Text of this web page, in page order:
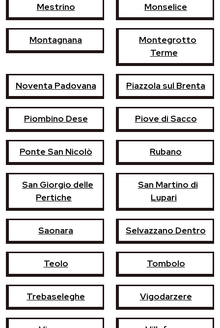
Mestrino Monselice
Montagnana
Montegrotto
Terme
Noventa Padovana Piazzola sul Brenta
Piombino Dese Piove di Sacco
Ponte San Nicolò Rubano
San Giorgio delle
Pertiche
San Martino di
Lupari
Saonara Selvazzano Dentro
Teolo Tombolo
Trebaseleghe Vigodarzere